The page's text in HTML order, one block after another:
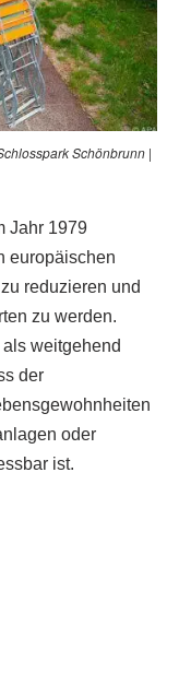
Schönbrunn |
Jahr 1979
europäischen
reduzieren und
zu werden.
weitgehend
der
oder
ist.